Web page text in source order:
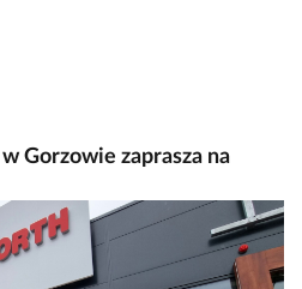
Gorzowie zaprasza na